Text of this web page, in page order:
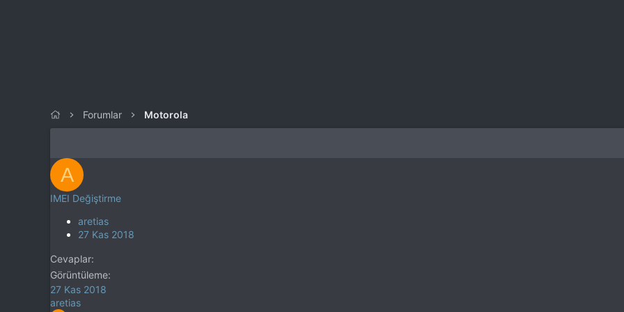
Forumlar Motorola
A
IMEI Değiştirme
aretias
27 Kas 2018
Cevaplar
Görüntüleme
27 Kas 2018
aretias